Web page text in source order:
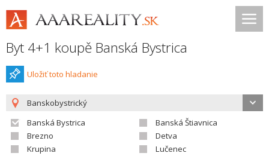
Byt 4+1 koupě Banská Bystrica
Uložiť toto hladanie
Banskobystrický
Banská Bystrica
Banská Štiavnica
Brezno
Detva
Krupina
Lučenec